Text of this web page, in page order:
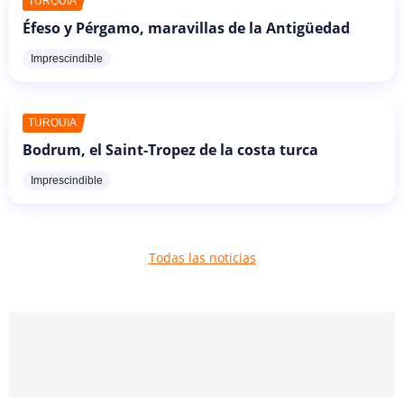
Éfeso y Pérgamo, maravillas de la Antigüedad
Imprescindible
TURQUÍA
Bodrum, el Saint-Tropez de la costa turca
Imprescindible
Todas las noticias